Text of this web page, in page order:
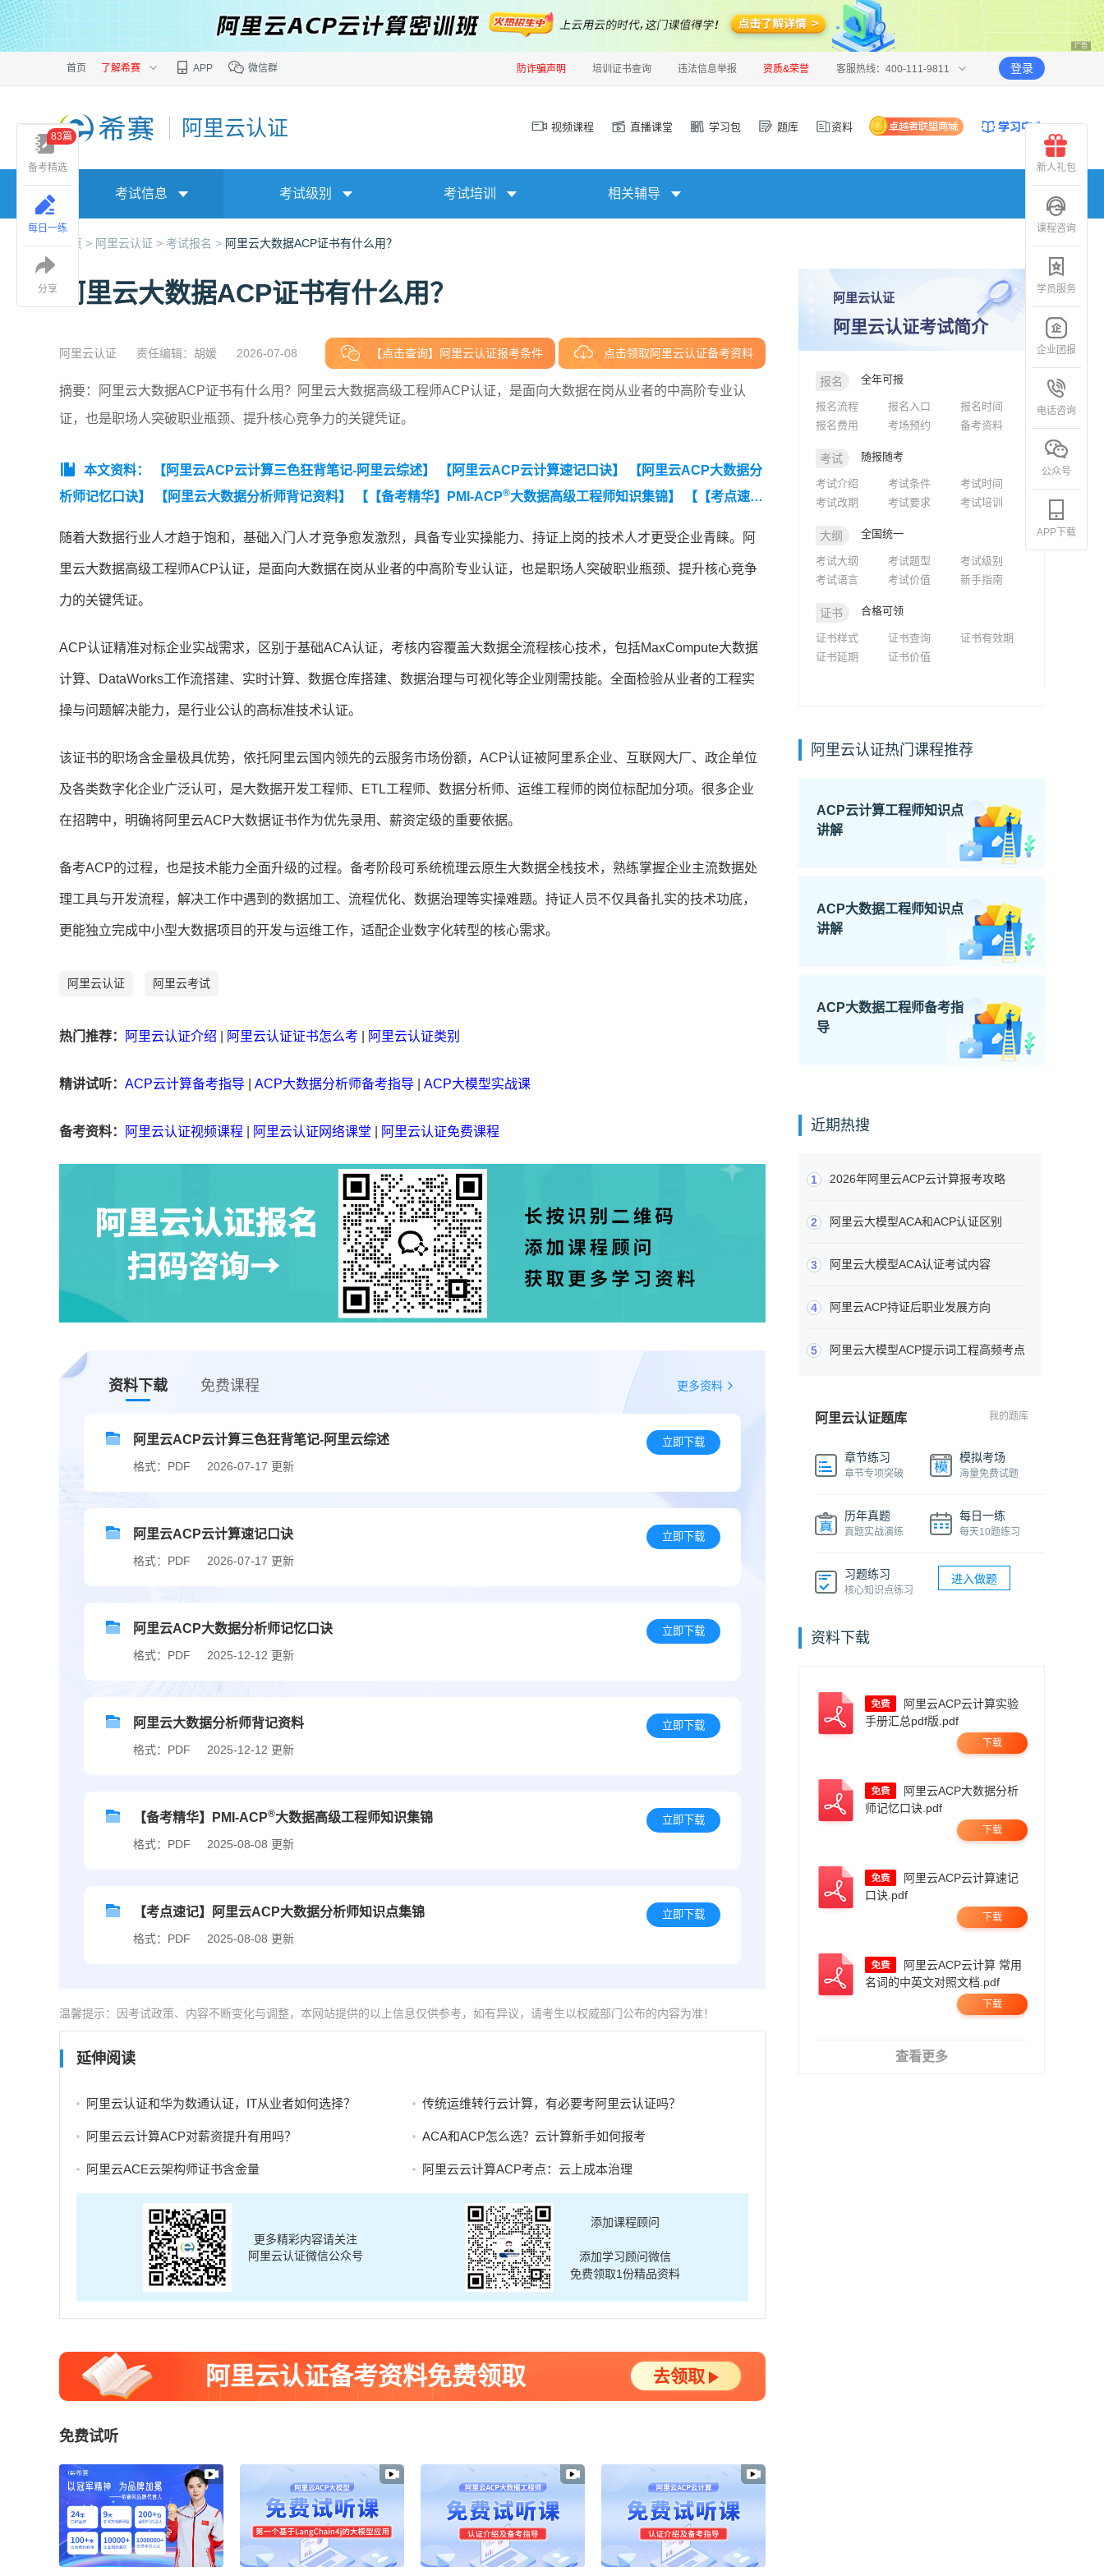
广告
首页 了解希赛 APP 微信群 防诈骗声明 培训证书查询 违法信息举报 资质&荣誉 客服热线：400-111-9811 登录
阿里云认证 视频课程 直播课堂 学习包 题库 资料
考试信息 考试级别 考试培训 相关辅导
首页 > 阿里云认证 > 考试报名 > 阿里云大数据ACP证书有什么用？
阿里云大数据ACP证书有什么用？
阿里云认证 责任编辑：胡媛 2026-07-08 【点击查询】阿里云认证报考条件 点击领取阿里云认证备考资料
摘要：阿里云大数据ACP证书有什么用？阿里云大数据高级工程师ACP认证，是面向大数据在岗从业者的中高阶专业认
证，也是职场人突破职业瓶颈、提升核心竞争力的关键凭证。
本文资料： 【阿里云ACP云计算三色狂背笔记-阿里云综述】 【阿里云ACP云计算速记口诀】
【阿里云ACP大数据分
析师记忆口诀】
【阿里云大数据分析师背记资料】 【【备考精华】PMI-ACP®大数据高级工程师知识集锦】
【【考点速
随着大数据行业人才趋于饱和，基础入门人才竞争愈发激烈，具备专业实操能力、持证上岗的技术人才更受企业青睐。阿
里云大数据高级工程师ACP认证，是面向大数据在岗从业者的中高阶专业认证，也是职场人突破职业瓶颈、提升核心竞争
力的关键凭证。
ACP认证精准对标企业实战需求，区别于基础ACA认证，考核内容覆盖大数据全流程核心技术，包括MaxCompute大数据
计算、DataWorks工作流搭建、实时计算、数据仓库搭建、数据治理与可视化等企业刚需技能。全面检验从业者的工程实
操与问题解决能力，是行业公认的高标准技术认证。
该证书的职场含金量极具优势，依托阿里云国内领先的云服务市场份额，ACP认证被阿里系企业、互联网大厂、政企单位
及各类数字化企业广泛认可，是大数据开发工程师、ETL工程师、数据分析师、运维工程师的岗位标配加分项。很多企业
在招聘中，明确将阿里云ACP大数据证书作为优先录用、薪资定级的重要依据。
备考ACP的过程，也是技术能力全面升级的过程。备考阶段可系统梳理云原生大数据全栈技术，熟练掌握企业主流数据处
理工具与开发流程，解决工作中遇到的数据加工、流程优化、数据治理等实操难题。持证人员不仅具备扎实的技术功底，
更能独立完成中小型大数据项目的开发与运维工作，适配企业数字化转型的核心需求。
阿里云认证 阿里云考试
热门推荐： 阿里云认证介绍 阿里云认证证书怎么考 阿里云认证类别
精讲试听： ACP云计算备考指导 ACP大数据分析师备考指导 ACP大模型实战课
备考资料： 阿里云认证视频课程 阿里云认证网络课堂 阿里云认证免费课程
资料下载 免费课程 更多资料
阿里云ACP云计算三色狂背笔记-阿里云综述
格式：PDF 2026-07-17 更新
立即下载
阿里云ACP云计算速记口诀
格式：PDF 2026-07-17 更新
立即下载
阿里云ACP大数据分析师记忆口诀
格式：PDF 2025-12-12 更新
立即下载
阿里云大数据分析师背记资料
格式：PDF 2025-12-12 更新
立即下载
【备考精华】PMI-ACP®大数据高级工程师知识集锦
格式：PDF 2025-08-08 更新
立即下载
【考点速记】阿里云ACP大数据分析师知识点集锦
格式：PDF 2025-08-08 更新
立即下载
温馨提示：因考试政策、内容不断变化与调整，本网站提供的以上信息仅供参考，如有异议，请考生以权威部门公布的内容为准！
延伸阅读
阿里云认证和华为数通认证，IT从业者如何选择？ 传统运维转行云计算，有必要考阿里云认证吗？
阿里云云计算ACP对薪资提升有用吗？ ACA和ACP怎么选？云计算新手如何报考
阿里云ACE云架构师证书含金量 阿里云云计算ACP考点：云上成本治理
更多精彩内容请关注
阿里云认证微信公众号
添加课程顾问
添加学习顾问微信
免费领取1份精品资料
阿里云认证备考资料免费领取 去领取
免费试听
阿里云认证
阿里云认证考试简介
报名 全年可报
报名流程 报名入口
报名时间
报名费用
考场预约 备考资料
考试 随报随考
考试介绍 考试条件
考试时间
考试改期
考试要求 考试培训
大纲 全国统一
考试大纲 考试题型
考试级别
考试语言
考试价值 新手指南
证书 合格可领
证书样式 证书查询
证书有效期
证书延期
证书价值
阿里云认证热门课程推荐
ACP云计算工程师知识点
讲解
ACP大数据工程师知识点
讲解
ACP大数据工程师备考指
导
近期热搜
1 2026年阿里云ACP云计算报考攻略
2 阿里云大模型ACA和ACP认证区别
3 阿里云大模型ACA认证考试内容
4 阿里云ACP持证后职业发展方向
5 阿里云大模型ACP提示词工程高频考点
阿里云认证题库 我的题库
章节练习
章节专项突破
模拟考场
海量免费试题
历年真题
真题实战演练
每日一练
每天10题练习
习题练习
核心知识点练习
进入做题
资料下载
手册汇总pdf版.pdf
下载
师记忆口诀.pdf
下载
口诀.pdf
下载
名词的中英文对照文档.pdf
下载
查看更多
备考精选
83篇
每日一练
分享
新人礼包
课程咨询
学员服务
企业团报
电话咨询
公众号
APP下载